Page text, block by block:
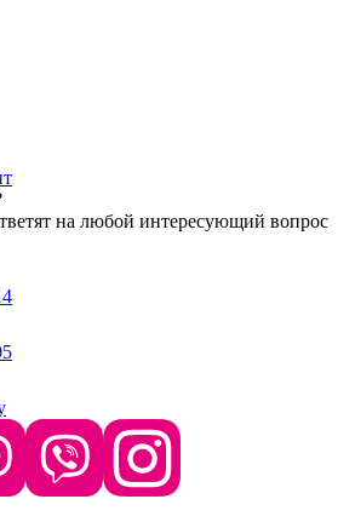
на любой интересующий вопрос